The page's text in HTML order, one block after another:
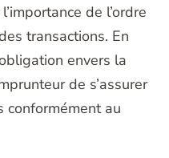
de l’ordre
transactions. En
envers la
de s’assurer
au